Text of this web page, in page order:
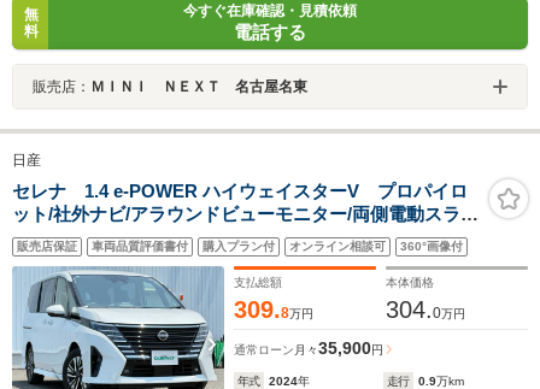
無
料
今すぐ在庫確認・見積依頼
電話する
販売店： ＭＩＮＩ ＮＥＸＴ 名古屋名東
日産
セレナ 1.4 e-POWER ハイウェイスターV プロパイロ
ット/社外ナビ/アラウンドビューモニター/両側電動スライ
ド/ハンズフリー開閉/追従クルーズコントロール/LEDオー
トライト/デジタルインナーミラー/ETC/16AW/禁煙車
販売店保証 車両品質評価書付 購入プラン付 オンライン相談可 360°画像付
支払総額
309.8万円
本体価格
304.0万円
通常ローン 月々35,900円
年式 2024年 走行 0.9万km